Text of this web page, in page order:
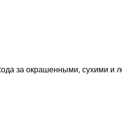
за окрашенными, сухими и